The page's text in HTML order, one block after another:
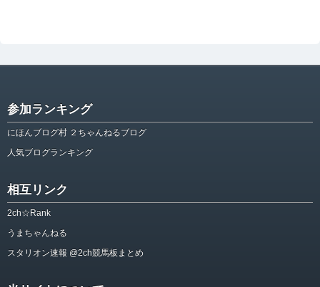
参加ランキング
にほんブログ村 ２ちゃんねるブログ
人気ブログランキング
相互リンク
2ch☆Rank
うまちゃんねる
スタリオン速報 @2ch競馬板まとめ